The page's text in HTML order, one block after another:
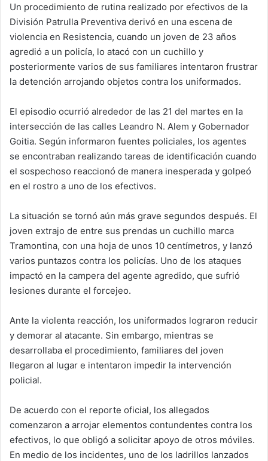
Un procedimiento de rutina realizado por efectivos de la
División Patrulla Preventiva derivó en una escena de
violencia en Resistencia, cuando un joven de 23 años
agredió a un policía, lo atacó con un cuchillo y
posteriormente varios de sus familiares intentaron frustrar
la detención arrojando objetos contra los uniformados.
El episodio ocurrió alrededor de las 21 del martes en la
intersección de las calles Leandro N. Alem y Gobernador
Goitia. Según informaron fuentes policiales, los agentes
se encontraban realizando tareas de identificación cuando
el sospechoso reaccionó de manera inesperada y golpeó
en el rostro a uno de los efectivos.
La situación se tornó aún más grave segundos después. El
joven extrajo de entre sus prendas un cuchillo marca
Tramontina, con una hoja de unos 10 centímetros, y lanzó
varios puntazos contra los policías. Uno de los ataques
impactó en la campera del agente agredido, que sufrió
lesiones durante el forcejeo.
Ante la violenta reacción, los uniformados lograron reducir
y demorar al atacante. Sin embargo, mientras se
desarrollaba el procedimiento, familiares del joven
llegaron al lugar e intentaron impedir la intervención
policial.
De acuerdo con el reporte oficial, los allegados
comenzaron a arrojar elementos contundentes contra los
efectivos, lo que obligó a solicitar apoyo de otros móviles.
En medio de los incidentes, uno de los ladrillos lanzados